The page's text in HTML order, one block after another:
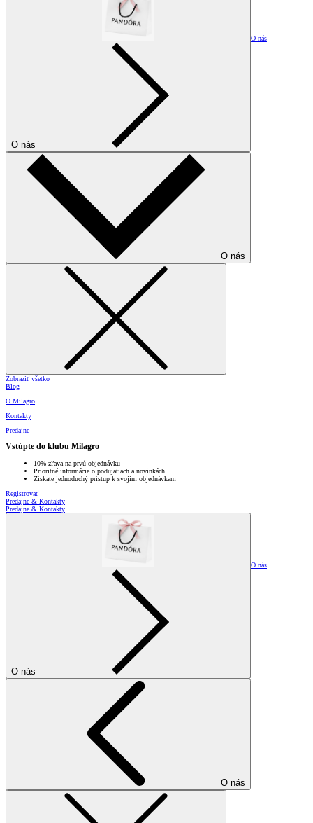
O nás
O nás
O nás
Zobraziť všetko
Blog
O Milagro
Kontakty
Predajne
Vstúpte do klubu Milagro
10% zľava na prvú objednávku
Prioritné informácie o podujatiach a novinkách
Získate jednoduchý prístup k svojim objednávkam
Registrovať
Predajne & Kontakty
Predajne & Kontakty
O nás
O nás
O nás